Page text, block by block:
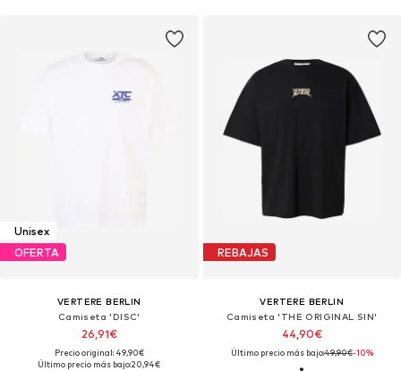
Unisex
OFERTA
VERTERE BERLIN
Camiseta 'DISC'
26,91€
Precio original: 49,90€
Último precio más bajo:20,94€
REBAJAS
VERTERE BERLIN
Camiseta 'THE ORIGINAL SIN'
44,90€
Último precio más bajo:49,90€-10%